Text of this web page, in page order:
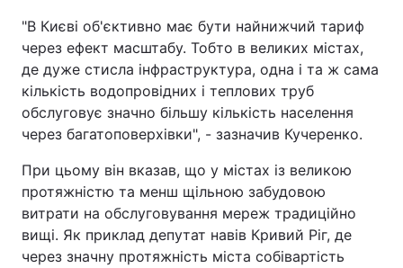
"В Києві об'єктивно має бути найнижчий тариф
через ефект масштабу. Тобто в великих містах,
де дуже стисла інфраструктура, одна і та ж сама
кількість водопровідних і теплових труб
обслуговує значно більшу кількість населення
через багатоповерхівки", - зазначив Кучеренко.
При цьому він вказав, що у містах із великою
протяжністю та менш щільною забудовою
витрати на обслуговування мереж традиційно
вищі. Як приклад депутат навів Кривий Ріг, де
через значну протяжність міста собівартість